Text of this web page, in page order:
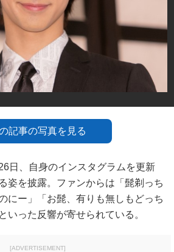
記事の写真を見る
日、自身のインスタグラムを更新
姿を披露。ファンからは「髭剃っち
にー」「お髭、有りも無しもどっち
いった反響が寄せられている。
[ADVERTISEMENT]